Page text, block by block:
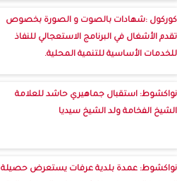
كوركول :شهادات بالصوت و الصورة بخصوص
تقدم الأشغال في البرنامج الاستعجالي للنفاذ
للخدمات الأساسية للتنمية المحلية.
نواكشوط: استقبال جماهيري حاشد للعلامة
الشيخ الفخامة ولد الشيخ سيديا
نواكشوط: عمدة بلدية عرفات يستعرض حصيلة